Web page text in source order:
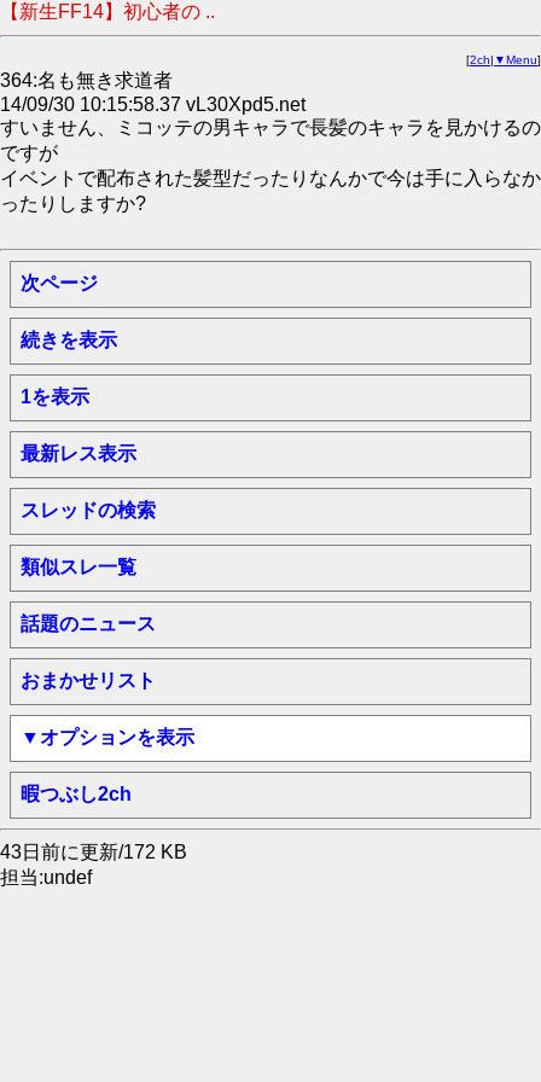
【新生FF14】初心者の ..
[2ch| ▼Menu]
364:名も無き求道者
14/09/30 10:15:58.37 vL30Xpd5.net
すいません、ミコッテの男キャラで長髪のキャラを見かけるの
ですが
イベントで配布された髪型だったりなんかで今は手に入らなか
ったりしますか?
次ページ
続きを表示
1を表示
最新レス表示
スレッドの検索
類似スレ一覧
話題のニュース
おまかせリスト
▼オプションを表示
暇つぶし2ch
43日前に更新/172 KB
担当:undef